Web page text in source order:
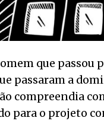
que passou
passaram a
compreendia
para o projeto